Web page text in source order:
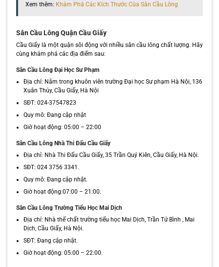
Xem thêm: Khám Phá Các Kích Thước Của Sân Cầu Lông
Sân Cầu Lông Quận Cầu Giấy
Cầu Giấy là một quận sôi động với nhiều sân cầu lông chất lượng. Hãy
cùng khám phá các địa điểm sau:
Sân Cầu Lông Đại Học Sư Phạm
Địa chỉ: Nằm trong khuôn viên trường Đại học Sư phạm Hà Nội, 136
Xuân Thủy, Cầu Giấy, Hà Nội
SĐT: 024-37547823
Quy mô: Đang cập nhật
Giờ hoạt động: 05:00 – 22:00
Sân Cầu Lông Nhà Thi Đấu Cầu Giấy
Địa chỉ: Nhà Thi Đấu Cầu Giấy, 35 Trần Quý Kiên, Cầu Giấy, Hà Nội.
SĐT: 024 3756 3341.
Quy mô: Đang cập nhật.
Giờ hoạt động:07:00 – 21:00.
Sân Cầu Lông Trường Tiểu Học Mai Dịch
Địa chỉ: Nhà thể chất trường tiểu học Mai Dịch, Trần Tử Bình , Mai
Dịch, Cầu Giấy, Hà Nội.
SĐT: Đang cập nhật.
Giờ hoạt động: 05:00 – 22:00.